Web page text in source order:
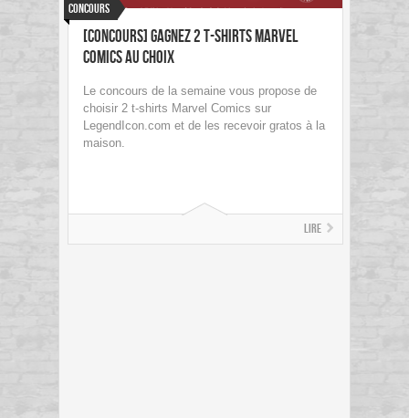
Concours
[concours] Gagnez 2 t-shirts Marvel
Comics au choix
Le concours de la semaine vous propose de
choisir 2 t-shirts Marvel Comics sur
LegendIcon.com et de les recevoir gratos à la
maison.
Lire